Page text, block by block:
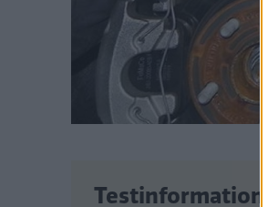
Testinformation